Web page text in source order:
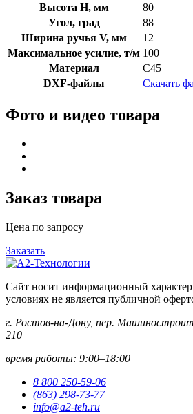
Высота H, мм
80
Угол, град
88
Ширина ручья V, мм
12
Максимальное усилие, т/м 100
Материал
C45
DXF-файлы
Скачать
Фото и видео товара
Заказ товара
Цена по запросу
Заказать
Сайт носит информационный
условиях не является публичной
г. Ростов-на-Дону, пер.
210
время работы: 9:00–18:00
8 800 250-59-06
(863) 298-73-77
info@a2-teh.ru